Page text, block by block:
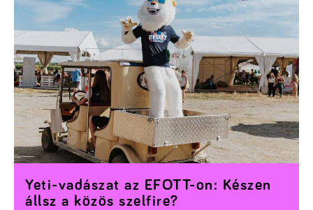
Yeti-vadászat az EFOTT-on: Készen
állsz a közös szelfire?